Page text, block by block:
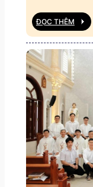
ĐỌC THÊM